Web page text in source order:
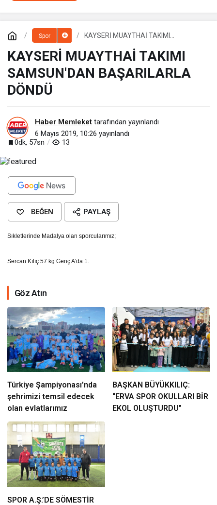
Spor
KAYSERİ MUAYTHAİ TAKIMI
KAYSERİ MUAYTHAİ TAKIMI
SAMSUN'DAN BAŞARILARLA
DÖNDÜ
Haber Memleket tarafından yayınlandı
6 Mayıs 2019, 10:26 yayınlandı
0dk, 57sn
13
BEĞEN PAYLAŞ
Sıkletlerinde Madalya olan sporcularımız;
Sercan Kılıç 57 kg Genç A’da 1.
Göz Atın
Türkiye Şampiyonası’nda
şehrimizi temsil edecek
olan evlatlarımız
BAŞKAN BÜYÜKKILIÇ:
“ERVA SPOR OKULLARI BİR
EKOL OLUŞTURDU”
SPOR A.Ş.’DE SÖMESTİR